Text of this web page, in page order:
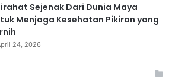
Sejenak Dari Dunia Maya
Menjaga Kesehatan Pikiran yang
24, 2026